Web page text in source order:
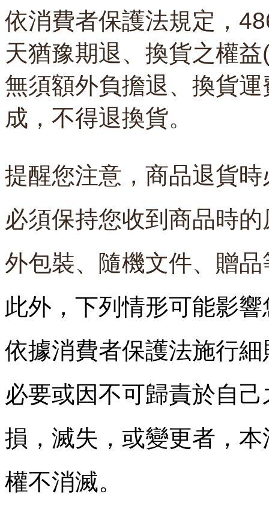
依消費者保護法規定，
天猶豫期退、換貨之權益
無須額外負擔退、換貨
成，不得退換貨。
提醒您注意，商品退貨
必須保持您收到商品時
外包裝、隨機文件、贈品
此外，下列情形可能影
依據消費者保護法施行
必要或因不可歸責於自
損，滅失，或變更者， 本
權不消滅。